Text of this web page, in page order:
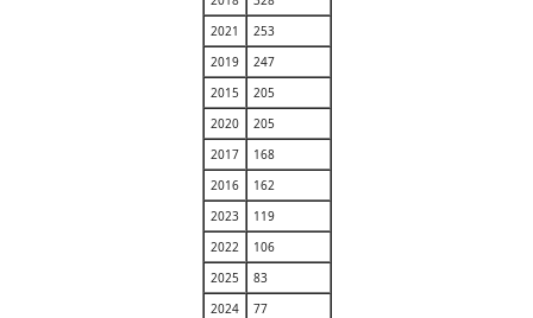
2021
253
2019
247
2015
205
2020
205
2017
168
2016
162
2023
119
2022
106
2025
83
2024
77